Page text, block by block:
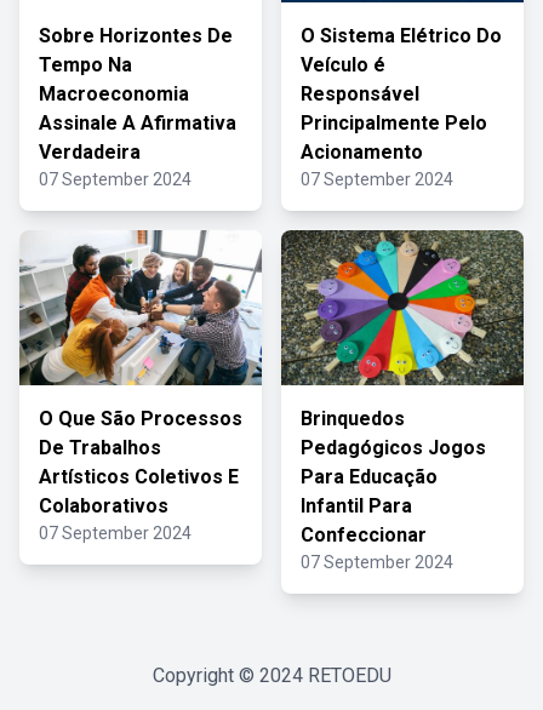
Sobre Horizontes De
Tempo Na
Macroeconomia
Assinale A Afirmativa
Verdadeira
07 September 2024
O Sistema Elétrico Do
Veículo é
Responsável
Principalmente Pelo
Acionamento
07 September 2024
O Que São Processos
De Trabalhos
Artísticos Coletivos E
Colaborativos
07 September 2024
Brinquedos
Pedagógicos Jogos
Para Educação
Infantil Para
Confeccionar
07 September 2024
Copyright © 2024 RETOEDU